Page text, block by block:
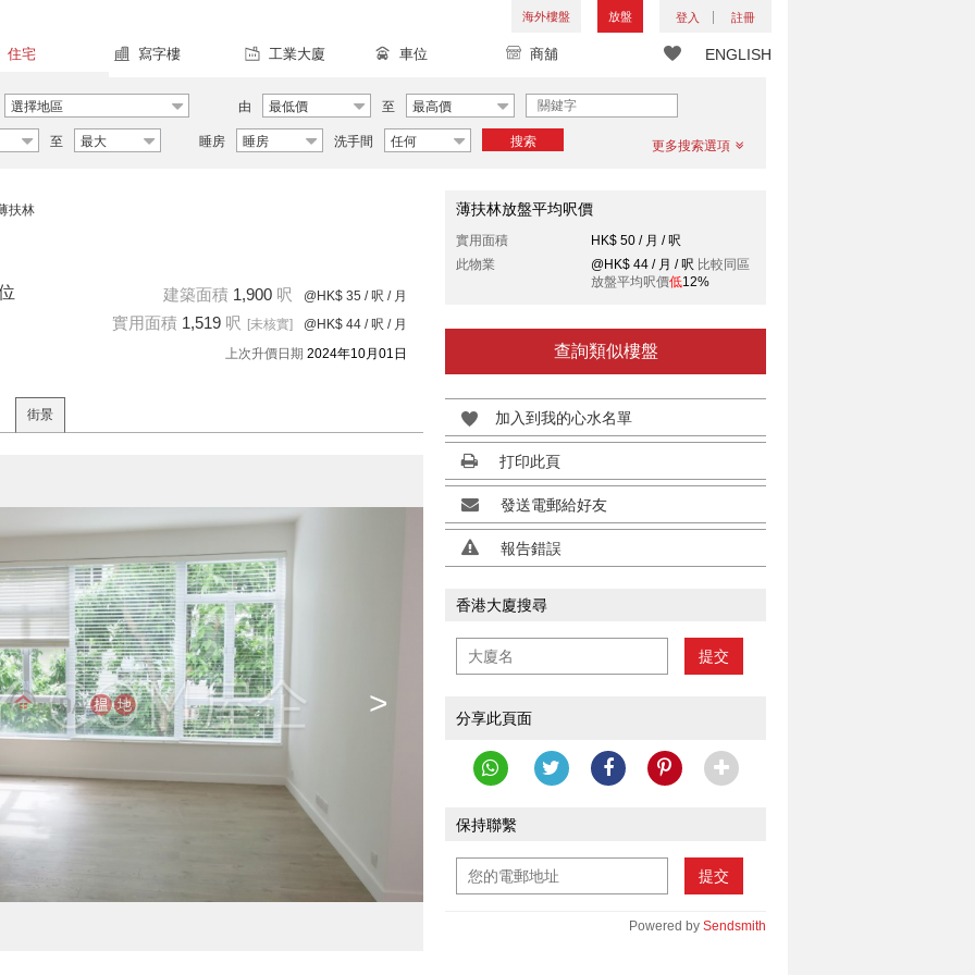
海外樓盤 放盤 登入 註冊
ENGLISH
住宅 寫字樓 工業大廈 車位 商舖
選擇地區 由 最低價 至 最高價
至 最大 睡房 睡房 洗手間 任何 搜索 更多搜索選項
扶林
建築面積 1,900 呎 @HK$ 35 / 呎 / 月
實用面積 1,519 呎 [未核實] @HK$ 44 / 呎 / 月
上次升價日期 2024年10月01日
街景
>
薄扶林放盤平均呎價
實用面積
HK$ 50 / 月 / 呎
此物業
@HK$ 44 / 月 / 呎 比較同區
放盤平均呎價低12%
查詢類似樓盤
加入到我的心水名單
打印此頁
發送電郵給好友
報告錯誤
香港大廈搜尋
提交
分享此頁面
保持聯繫
提交
Powered by Sendsmith